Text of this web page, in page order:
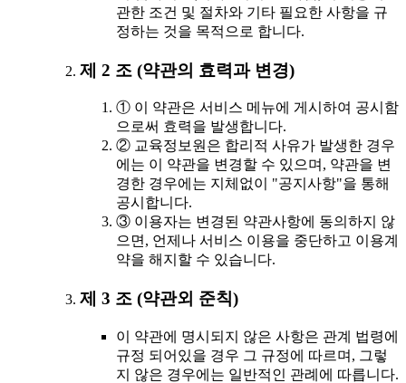
관한 조건 및 절차와 기타 필요한 사항을 규
정하는 것을 목적으로 합니다.
제 2 조 (약관의 효력과 변경)
① 이 약관은 서비스 메뉴에 게시하여 공시함
으로써 효력을 발생합니다.
② 교육정보원은 합리적 사유가 발생한 경우
에는 이 약관을 변경할 수 있으며, 약관을 변
경한 경우에는 지체없이 "공지사항"을 통해
공시합니다.
③ 이용자는 변경된 약관사항에 동의하지 않
으면, 언제나 서비스 이용을 중단하고 이용계
약을 해지할 수 있습니다.
제 3 조 (약관외 준칙)
이 약관에 명시되지 않은 사항은 관계 법령에
규정 되어있을 경우 그 규정에 따르며, 그렇
지 않은 경우에는 일반적인 관례에 따릅니다.